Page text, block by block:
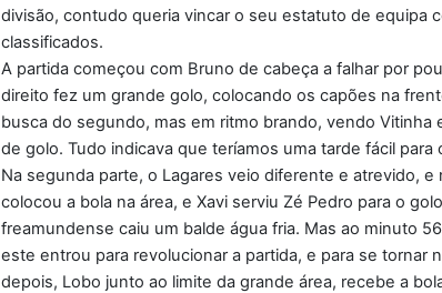
divisão, contudo queria vincar o seu estatuto de equipa
classificados.
A partida começou com Bruno de cabeça a falhar por
direito fez um grande golo, colocando os capões na
busca do segundo, mas em ritmo brando, vendo
de golo. Tudo indicava que teríamos uma tarde fácil para
Na segunda parte, o Lagares veio diferente e atrevido, e
colocou a bola na área, e Xavi serviu Zé Pedro para o
freamundense caiu um balde água fria. Mas ao minuto
este entrou para revolucionar a partida, e para se tornar
depois, Lobo junto ao limite da grande área, recebe a